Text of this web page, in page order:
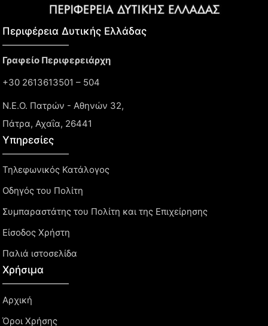
Περιφέρεια Δυτικής Ελλάδας​
Γραφείο Περιφερειάρχη
+30 2613613501 – 504
Ν.Ε.Ο. Πατρών - Αθηνών 32,
Πάτρα, Αχαΐα, 26441
Υπηρεσίες
Τηλεφωνικός Κατάλογος
Οδηγός του Πολίτη
Συμπαραστάτης του Πολίτη και της Επιχείρησης
Είσοδος Χρήστη
Παλιά ιστοσελίδα
Χρήσιμα
Αρχική
Όροι Χρήσης